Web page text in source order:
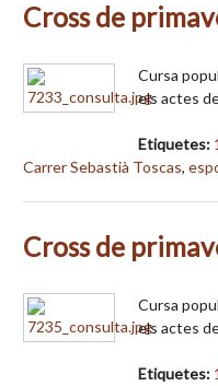
Cross de
Cursa
els actes
Etiquetes:
Carrer Sebastià Toscas,
Cross de
Cursa
els actes
Etiquetes: